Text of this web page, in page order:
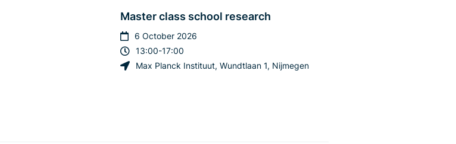
Master class school research
6 October 2026
13:00-17:00
Max Planck Instituut, Wundtlaan 1, Nijmegen